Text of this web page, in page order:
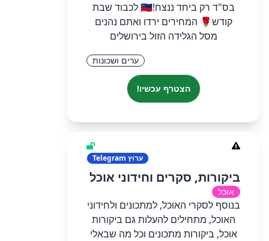
בס"ד רק ביחד ננצח!🇮🇱 לכבוד שבת
קודש🌹 המחירים ירדו ואתם נהנים
מסל הגלידה הזול בירושלים
ערים ושכונות
הצטרף עכשיו!
ערוץ
ביקורות, סקרים וחידוני אוכל
אוכל
בנוסף לסקרי האוכל, למתכונים ולחידוני
האוכל, מתחילים להעלות גם ביקורות
אוכל, ביקורות מתכונים וכל מה שבאלי